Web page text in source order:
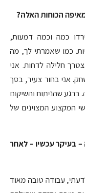
הכוחות האלה?
כמה וכמה דמעות,
כמו שאמרתי לך, מה
חלילה לדחות. אני
אני בחור צעיר, בסך
ברגע שהניתוח והשיקום
המקצוע המצוינים של
בעיקר עכשיו – לאחר
עבודה טובה מאוד